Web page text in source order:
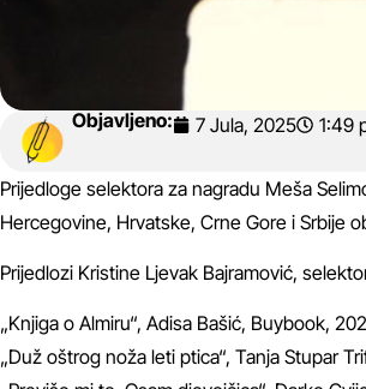
Objavljeno: 7 Jula, 2025 1:49
Prijedloge selektora za nagradu Meša
Hercegovine, Hrvatske, Crne Gore i Srbije
Prijedlozi Kristine Ljevak Bajramović,
„Knjiga o Almiru“, Adisa Bašić, Buybook,
„Duž oštrog noža leti ptica“, Tanja Stupar